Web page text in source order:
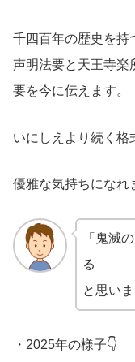
千四百年の歴史を持
声明法要と天王寺楽
要を今に伝えます。
いにしえより続く格
優雅な気持ちになれ
「鬼滅
る
と思い
・2025年の様子👇